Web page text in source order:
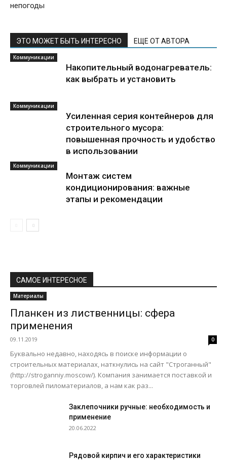
непогоды
ЭТО МОЖЕТ БЫТЬ ИНТЕРЕСНО ЕЩЕ ОТ АВТОРА
Коммуникации
Накопительный водонагреватель:
как выбрать и установить
Коммуникации
Усиленная серия контейнеров для
строительного мусора:
повышенная прочность и удобство
в использовании
Коммуникации
Монтаж систем
кондиционирования: важные
этапы и рекомендации
САМОЕ ИНТЕРЕСНОЕ
Материалы
Планкен из лиственницы: сфера
применения
09.11.2019 0
Буквально недавно, находясь в поиске информации о
строительных материалах, наткнулись на сайт "Строганный"
(http://stroganniy.moscow/). Компания занимается поставкой и
торговлей пиломатериалов, а нам как раз...
Заклепочники ручные: необходимость и
применение
20.06.2022
Рядовой кирпич и его характеристики